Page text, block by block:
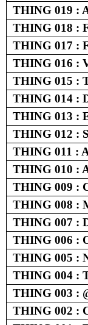
THING 019 :
THING 018 :
THING 017 :
THING 016 :
THING 015 :
THING 014 :
THING 013 :
THING 012 :
THING 011 :
THING 010 :
THING 009 :
THING 008 :
THING 007 :
THING 006 :
THING 005 :
THING 004 :
THING 003 :
THING 002 :